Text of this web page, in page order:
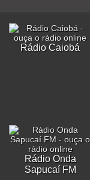
Rádio Caiobá
Rádio Onda
Sapucaí FM